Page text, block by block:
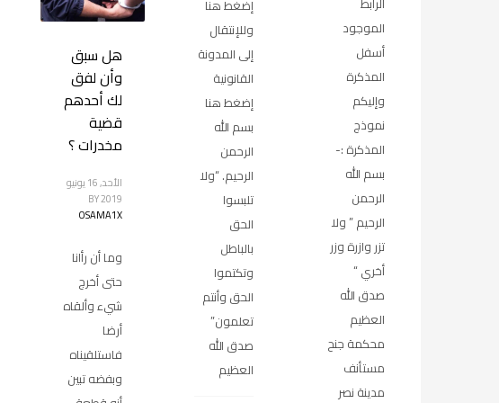
إضغط هنا
وللإنتقال
إلى المدونة
القانونية
إضغط هنا
بسم الله
الرحمن
الرحيم. “ولا
تلبسوا
الحق
بالباطل
وتكتموا
الحق وأنتم
تعلمون”
صدق الله
العظيم
الموجود
أسفل
المذكرة
وإليكم
نموذج
المذكرة :-
بسم الله
الرحمن
الرحيم ” ولا
تزر وازرة وزر
أخري “
صدق الله
العظيم
محكمة جنح
مستأنف
مدينة نصر
هل سبق
وأن لفق
لك أحدهم
قضية
مخدرات ؟
الأحد, 16 يونيو
2019
BY
OSAMA1X
وما أن رأانا
حتى أخرج
شيء وألقاه
أرضا
فاستلقيناه
وبفضه تبين